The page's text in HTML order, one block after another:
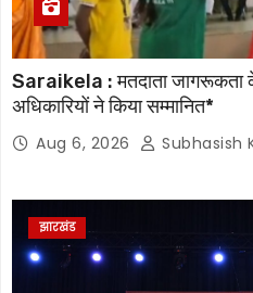
Saraikela : मतदाता जागरूकता
अधिकारियों ने किया सम्मानित*
Aug 6, 2026 Subhasish
झारखंड